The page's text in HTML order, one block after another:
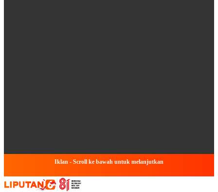
Iklan - Scroll ke bawah untuk melanjutkan